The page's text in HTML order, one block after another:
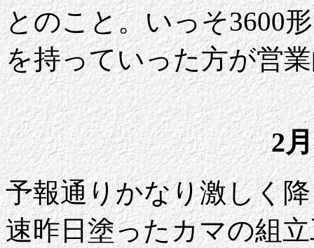
とのこと。いっそ3600
を持っていった方が営
2
予報通りかなり激しく
速昨日塗ったカマの組